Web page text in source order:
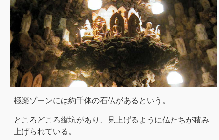
極楽ゾーンには約千体の石仏があるという。
ところどころ縦坑があり、見上げるように仏たちが積み
上げられている。